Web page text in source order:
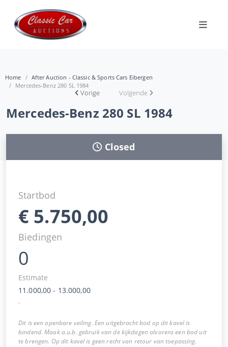
Home
After Auction - Classic & Sports Cars Eibergen
Mercedes-Benz 280 SL 1984
Vorige Volgende
Mercedes-Benz 280 SL 1984
Closed
Startbod
€ 5.750,00
Biedingen
0
Estimate
11.000,00 - 13.000,00
.
Dit is een openbare veiling. Een uitgebracht bod op dit kavel is
bindend. Maak a.u.b. gebruik van de kijkdagen alvorens een bod uit
te brengen. Op dit kavel is geen recht van retour van toepassing.